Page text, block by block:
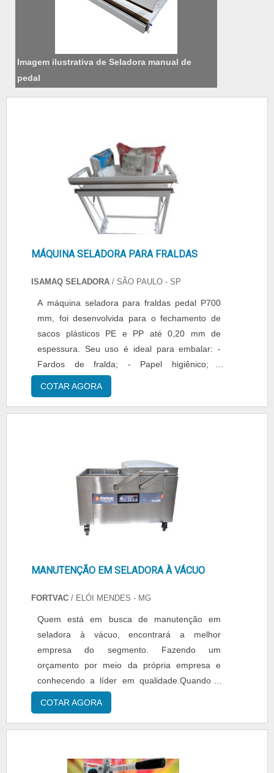
Imagem ilustrativa de Seladora manual de
pedal
MÁQUINA SELADORA PARA FRALDAS
ISAMAQ SELADORA / SÃO PAULO - SP
A máquina seladora para fraldas pedal P700
mm, foi desenvolvida para o fechamento de
sacos plásticos PE e PP até 0,20 mm de
espessura. Seu uso é ideal para embalar: -
Fardos de fralda; - Papel higiênico; -
Guardanapos; - Entre outros. Seu
aquecimento é instantâneo com regulador de
COTAR AGORA
MANUTENÇÃO EM SELADORA À VÁCUO
FORTVAC / ELÓI MENDES - MG
Quem está em busca de manutenção em
seladora à vácuo, encontrará a melhor
empresa do segmento. Fazendo um
orçamento por meio da própria empresa e
conhecendo a líder em qualidade.Quando o
assunto é manutenção em seladora à vácuo,
com os profissionais especializados da Fortvac
clientes.MAIS SOBRE MANUTENÇÃO EM
COTAR AGORA